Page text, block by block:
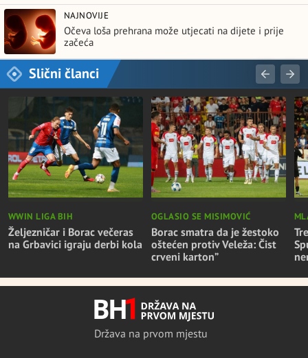
NAJNOVIJE
Očeva loša prehrana može utjecati na dijete i prije
začeća
Slični članci
WWIN LIGA BIH
Željezničar i Borac večeras
na Grbavici igraju derbi kola
OGLASIO SE MISIMOVIĆ
Borac smatra da je žestoko
oštećen protiv Veleža: Čist
crveni karton”
Država na prvom mjestu